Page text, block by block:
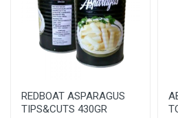
REDBOAT ASPARAGUS
TIPS&CUTS 430GR